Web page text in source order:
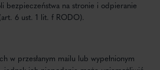
bezpieczeństwa na stronie i odpieranie
6 ust. 1 lit. f RODO).
w przesłanym mailu lub wypełnionym